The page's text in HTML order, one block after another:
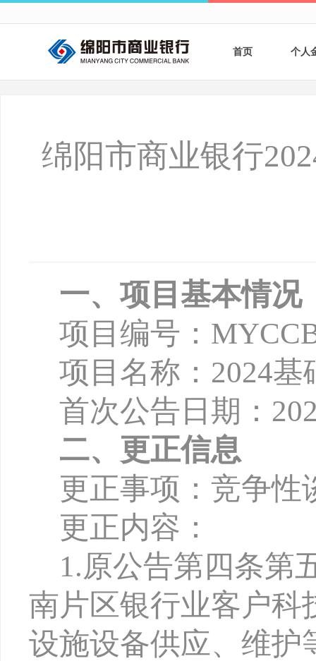
首页 个人
银
绵阳市商业银行
一、项目基本情况
项目编号：
项目名称： 2024
首次公告日期： 2
二、更正信息
更正事项：竞争性
更正内容：
1.原公告第四条第
南片区银行业客户科
设施设备供应、维护